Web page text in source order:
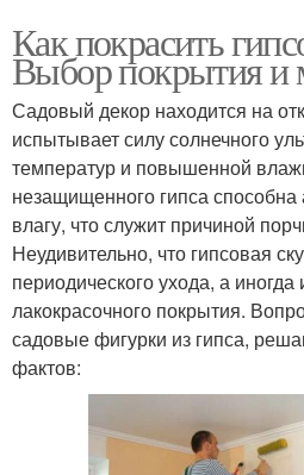
Как покрасить
Выбор покрытия и
Садовый декор находится на
испытывает силу солнечного
температур и повышенной
незащищенного гипса способна
влагу, что служит причиной
Неудивительно, что гипсовая
периодического ухода, а
лакокрасочного покрытия.
садовые фигурки из гипса,
фактов: